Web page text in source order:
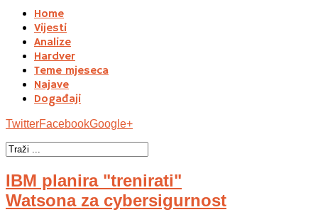
Home
Vijesti
Analize
Hardver
Teme mjeseca
Najave
Događaji
TwitterFacebookGoogle+
IBM planira "trenirati"
Watsona za cybersigurnost